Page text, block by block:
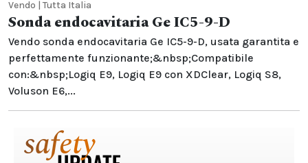
Vendo | Tutta Italia
Sonda endocavitaria Ge IC5-9-D
Vendo sonda endocavitaria Ge IC5-9-D, usata garantita e
perfettamente funzionante;&nbsp;Compatibile
con:&nbsp;Logiq E9, Logiq E9 con XDClear, Logiq S8,
Voluson E6,...